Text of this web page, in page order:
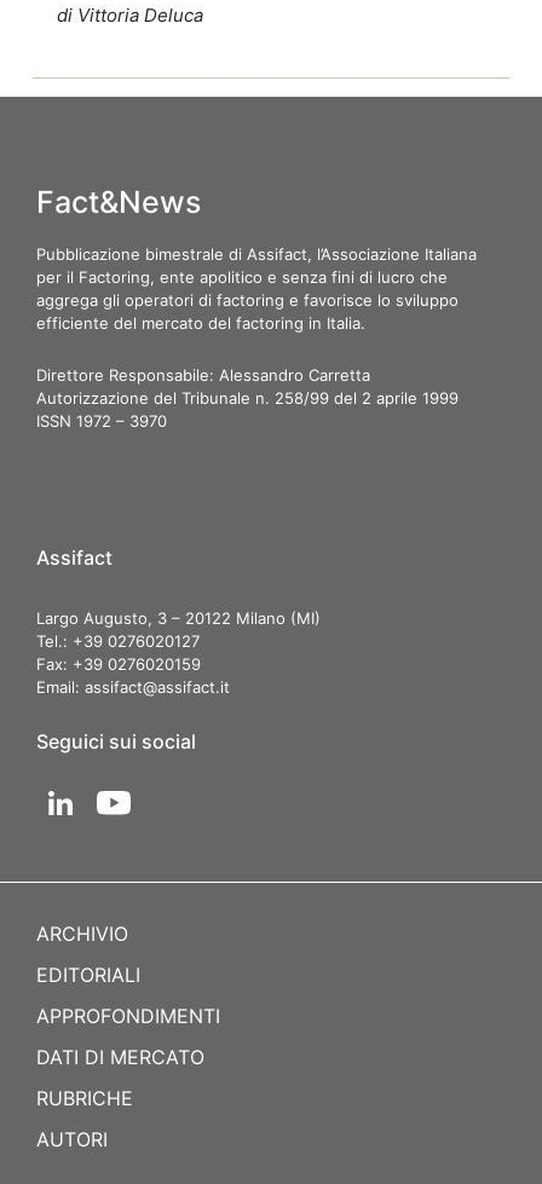
di Vittoria Deluca
Fact&News
Pubblicazione bimestrale di Assifact, l’Associazione Italiana
per il Factoring, ente apolitico e senza fini di lucro che
aggrega gli operatori di factoring e favorisce lo sviluppo
efficiente del mercato del factoring in Italia.
Direttore Responsabile: Alessandro Carretta
Autorizzazione del Tribunale n. 258/99 del 2 aprile 1999
ISSN 1972 – 3970
Assifact
Largo Augusto, 3 – 20122 Milano (MI)
Tel.: +39 0276020127
Fax: +39 0276020159
Email: assifact@assifact.it
Seguici sui social
ARCHIVIO
EDITORIALI
APPROFONDIMENTI
DATI DI MERCATO
RUBRICHE
AUTORI